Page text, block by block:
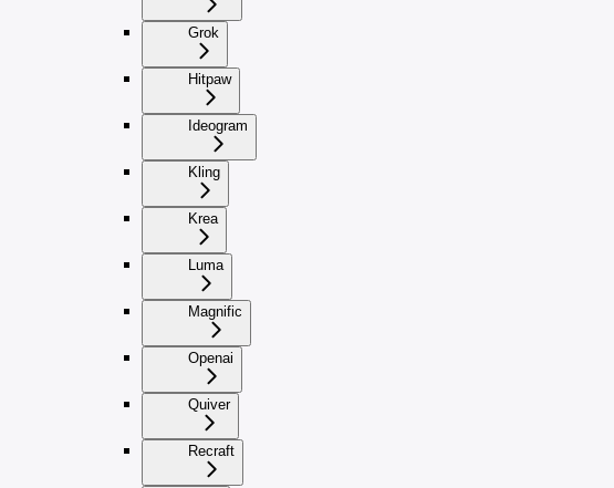
Grok
Hitpaw
Ideogram
Kling
Krea
Luma
Magnific
Openai
Quiver
Recraft